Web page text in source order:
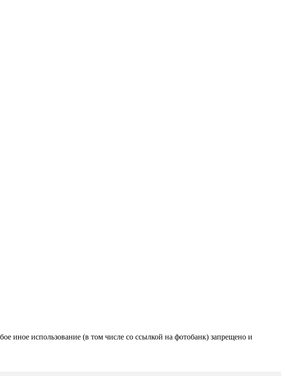
использование (в том числе со ссылкой на фотобанк) запрещено и